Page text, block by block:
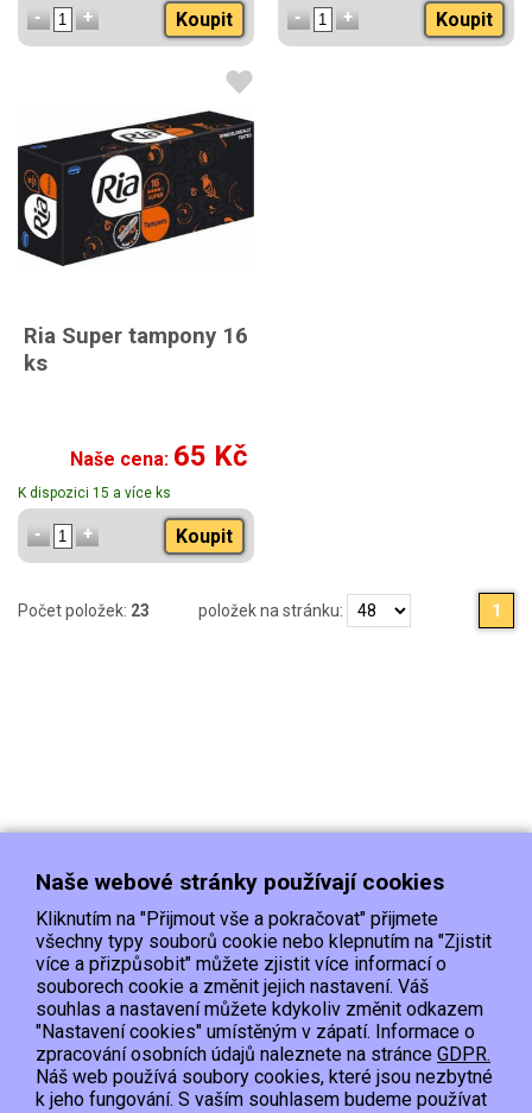
Koupit Koupit
Ria Super tampony 16
ks
Naše cena: 65 Kč
K dispozici 15 a více ks
Koupit
Počet položek: 23 položek na stránku: 1
Doprava Platba
Kontakt/Reklamace
Obchodní podmínky
Ochrana os.údajů
EET :Podle zákona o evidenci tržeb je prodávající povinen vystavit kupujícímu
Naše webové stránky používají cookies
Kliknutím na "Přijmout vše a pokračovat" přijmete
všechny typy souborů cookie nebo klepnutím na "Zjistit
více a přizpůsobit" můžete zjistit více informací o
souborech cookie a změnit jejich nastavení. Váš
souhlas a nastavení můžete kdykoliv změnit odkazem
"Nastavení cookies" umístěným v zápatí. Informace o
zpracování osobních údajů naleznete na stránce GDPR.
Náš web používá soubory cookies, které jsou nezbytné
k jeho fungování. S vaším souhlasem budeme používat